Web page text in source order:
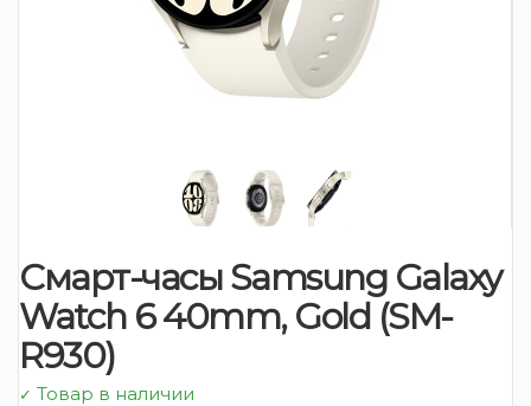
Смарт-часы Samsung Galaxy
Watch 6 40mm, Gold (SM-
R930)
✓ Товар в наличии